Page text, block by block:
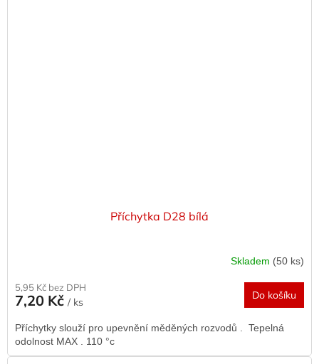
Příchytka D28 bílá
Skladem (50 ks)
5,95 Kč bez DPH
7,20 Kč / ks
Do košíku
Příchytky slouží pro upevnění měděných rozvodů . Tepelná
odolnost MAX . 110 °c